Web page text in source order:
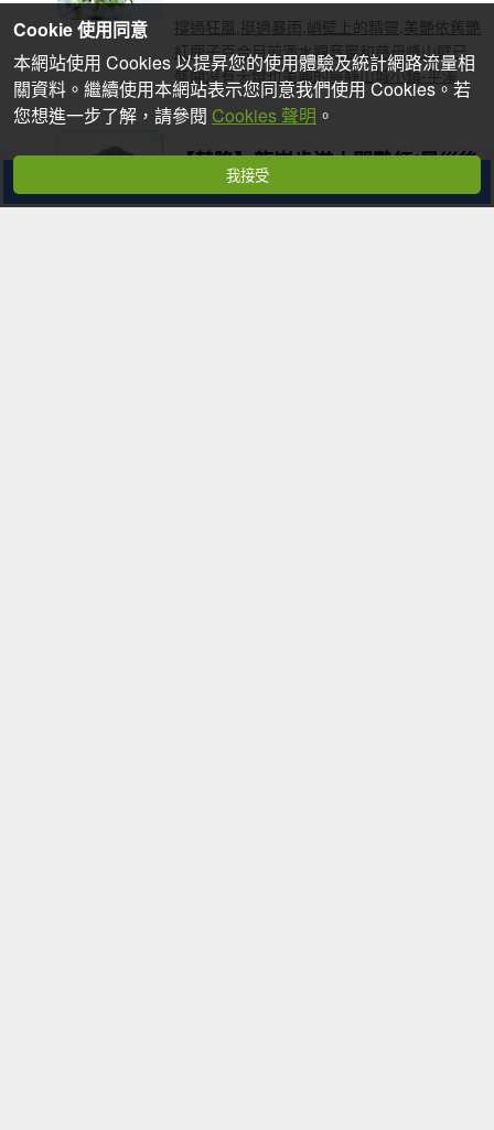
撐過狂風,挺過暴雨,峭壁上的精靈,美艷依舊艷
紅鹿子百合目前滴水觀音巖和慈母峰山壁已
盛開沒有天燈也美麗的寧靜山城小鎮-平溪
【基隆】龍崗步道人間艷紅(風災後
殘容)
分享
Cookie 使用同意
本網站使用 Cookies 以提昇您的使用體驗及統計網路流量相
關資料。繼續使用本網站表示您同意我們使用 Cookies。若
您想進一步了解，請參閱 Cookies 聲明 。
我接受